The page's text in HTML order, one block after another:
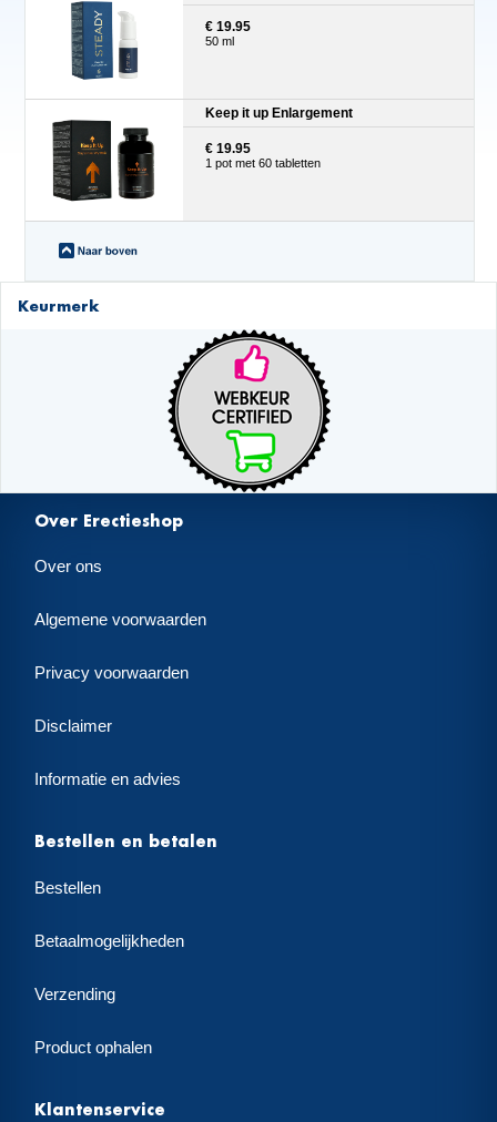
€ 19.95
50 ml
Keep it up Enlargement
€ 19.95
1 pot met 60 tabletten
Keurmerk
Over Erectieshop
Over ons
Algemene voorwaarden
Privacy voorwaarden
Disclaimer
Informatie en advies
Bestellen en betalen
Bestellen
Betaalmogelijkheden
Verzending
Product ophalen
Klantenservice